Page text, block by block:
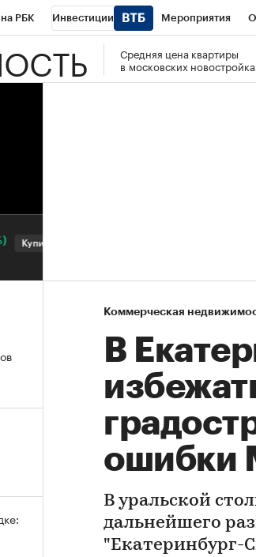
РБК Инвестиции Мероприятия
Спорт Школа управления РБК РБК
Средняя цена квартиры
в московских
Коммерческая
В
ошибки
В уральской
дальнейшего
"Екатеринбург-
Купить